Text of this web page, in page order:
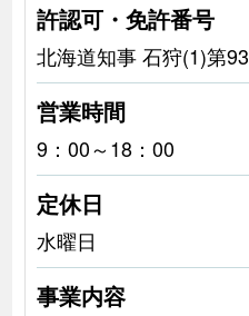
許認可・免許番号
北海道知事 石狩(1)第
営業時間
9：00～18：00
定休日
水曜日
事業内容